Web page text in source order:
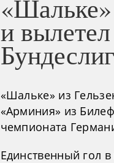
и
«Шальке» из
«Арминия» из
чемпионата
Единственный гол